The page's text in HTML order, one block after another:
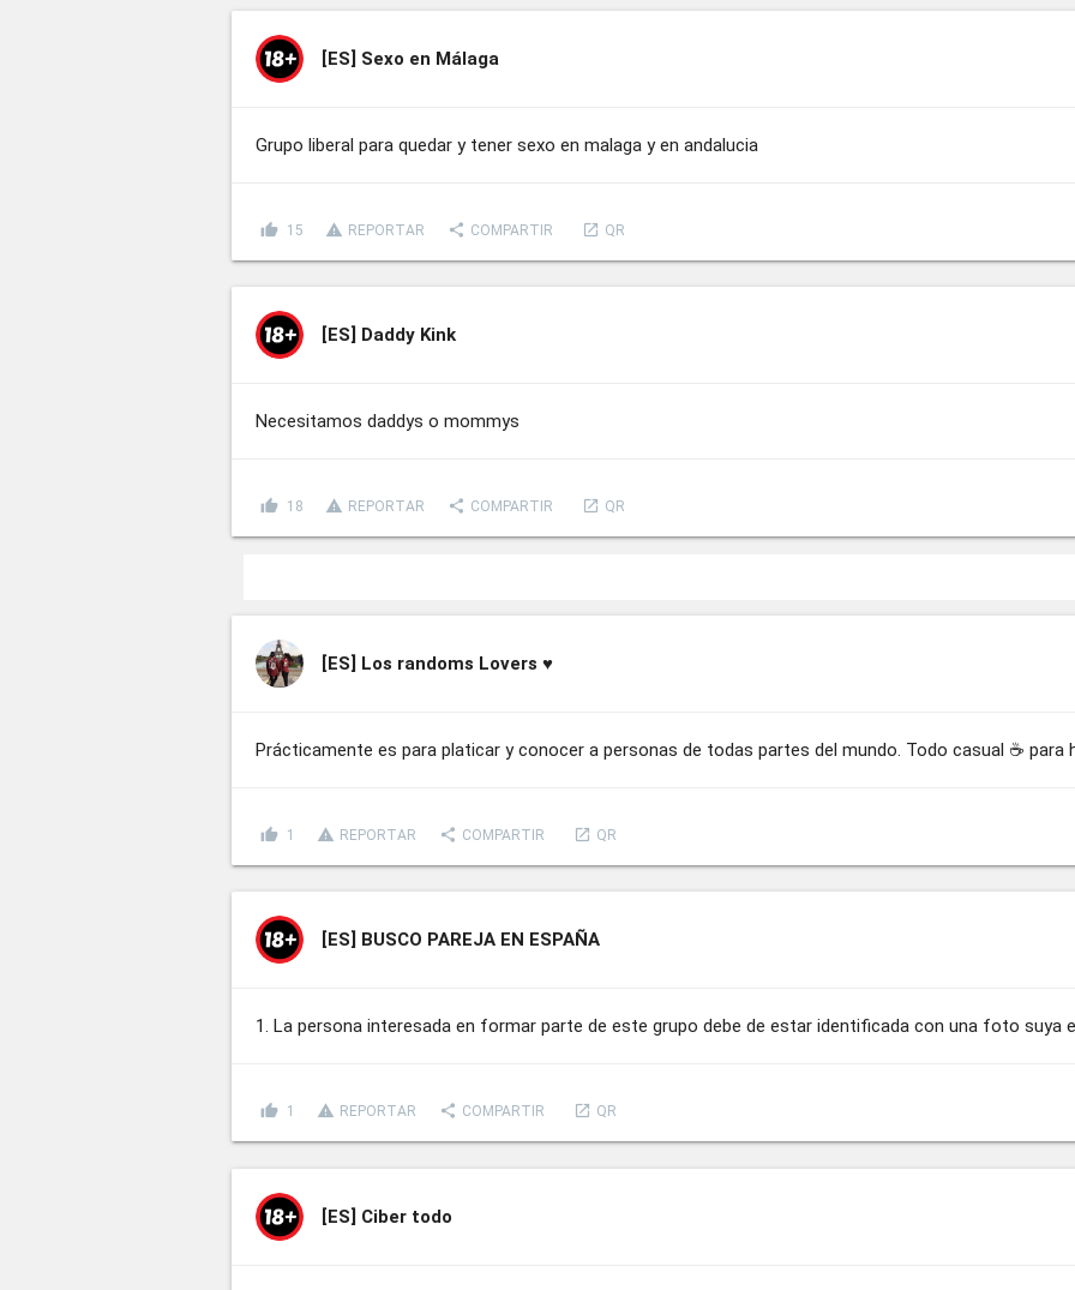
[ES] Sexo en Málaga
Grupo liberal para quedar y tener sexo en malaga y en andalucia
thumb_up 15 report_problem REPORTAR share COMPARTIR launch QR
[ES] Daddy Kink
Necesitamos daddys o mommys
thumb_up 18 report_problem REPORTAR share COMPARTIR launch QR
[ES] Los randoms Lovers ♥️
Prácticamente es para platicar y conocer a personas de todas partes del mundo. Todo casual ☕ para
thumb_up 1 report_problem REPORTAR share COMPARTIR launch QR
[ES] BUSCO PAREJA EN ESPAÑA
1. La persona interesada en formar parte de este grupo debe de estar identificada con una foto suya
thumb_up 1 report_problem REPORTAR share COMPARTIR launch QR
[ES] Ciber todo